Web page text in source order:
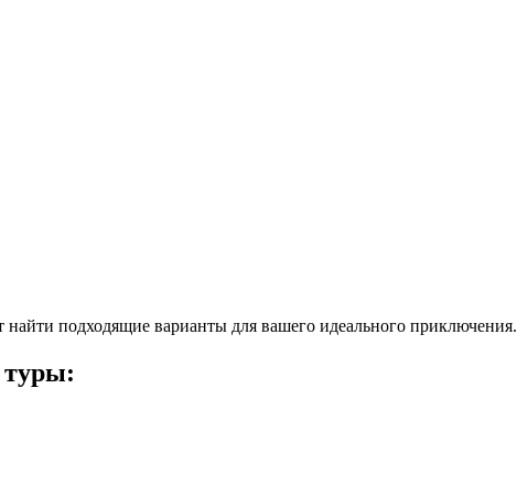
подходящие варианты для вашего идеального приключения.
туры: